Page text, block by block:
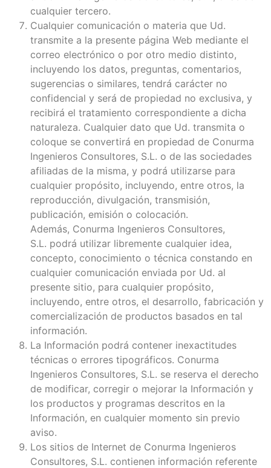
cualquier tercero.
Cualquier comunicación o materia que Ud.
transmite a la presente página Web mediante el
correo electrónico o por otro medio distinto,
incluyendo los datos, preguntas, comentarios,
sugerencias o similares, tendrá carácter no
confidencial y será de propiedad no exclusiva, y
recibirá el tratamiento correspondiente a dicha
naturaleza. Cualquier dato que Ud. transmita o
coloque se convertirá en propiedad de Conurma
Ingenieros Consultores, S.L. o de las sociedades
afiliadas de la misma, y podrá utilizarse para
cualquier propósito, incluyendo, entre otros, la
reproducción, divulgación, transmisión,
publicación, emisión o colocación.
Además, Conurma Ingenieros Consultores,
S.L. podrá utilizar libremente cualquier idea,
concepto, conocimiento o técnica constando en
cualquier comunicación enviada por Ud. al
presente sitio, para cualquier propósito,
incluyendo, entre otros, el desarrollo, fabricación y
comercialización de productos basados en tal
información.
La Información podrá contener inexactitudes
técnicas o errores tipográficos. Conurma
Ingenieros Consultores, S.L. se reserva el derecho
de modificar, corregir o mejorar la Información y
los productos y programas descritos en la
Información, en cualquier momento sin previo
aviso.
Los sitios de Internet de Conurma Ingenieros
Consultores, S.L. contienen información referente